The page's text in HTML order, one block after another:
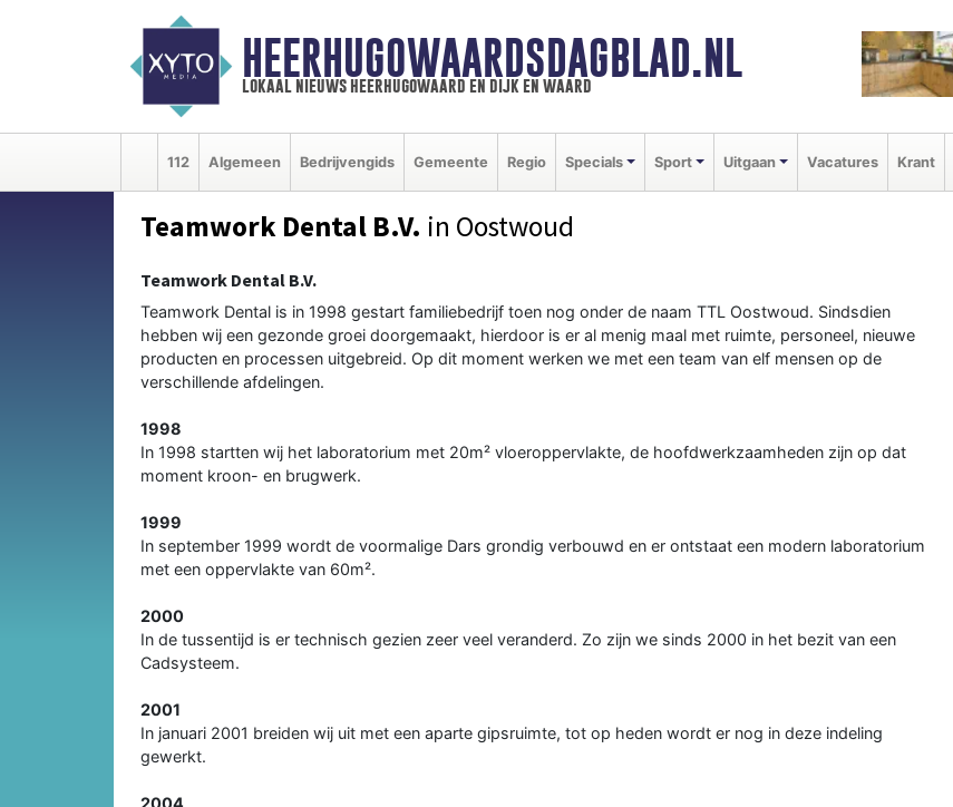
HEERHUGOWAARDSDAGBLAD.NL
lokaal nieuws heerhugowaard en dijk en waard
112 Algemeen Bedrijvengids Gemeente Regio Specials Sport Uitgaan Vacatures Krant
Teamwork Dental B.V. in Oostwoud
Teamwork Dental B.V.
Teamwork Dental is in 1998 gestart familiebedrijf toen nog onder de naam TTL Oostwoud. Sindsdien
hebben wij een gezonde groei doorgemaakt, hierdoor is er al menig maal met ruimte, personeel, nieuwe
producten en processen uitgebreid. Op dit moment werken we met een team van elf mensen op de
verschillende afdelingen.
1998
In 1998 startten wij het laboratorium met 20m² vloeroppervlakte, de hoofdwerkzaamheden zijn op dat
moment kroon- en brugwerk.
1999
In september 1999 wordt de voormalige Dars grondig verbouwd en er ontstaat een modern laboratorium
met een oppervlakte van 60m².
2000
In de tussentijd is er technisch gezien zeer veel veranderd. Zo zijn we sinds 2000 in het bezit van een
Cadsysteem.
2001
In januari 2001 breiden wij uit met een aparte gipsruimte, tot op heden wordt er nog in deze indeling
gewerkt.
2004